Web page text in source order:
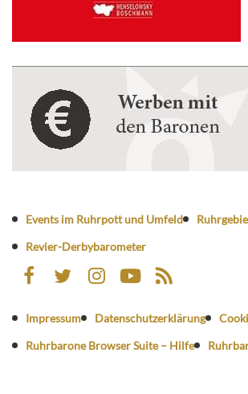
Events im Ruhrpott und Umfeld
Revier-Derbybarometer
Impressum Datenschutzerklärung
Ruhrbarone Browser Suite – Hilfe